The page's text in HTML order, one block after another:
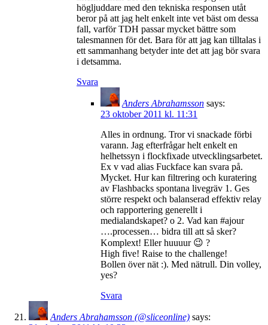
högljuddare med den tekniska responsen utåt
beror på att jag helt enkelt inte vet bäst om dessa
fall, varför TDH passar mycket bättre som
talesmannen för det. Bara för att jag kan tilltalas i
ett sammanhang betyder inte det att jag bör svara
i detsamma.
Svara
Anders Abrahamsson says:
23 oktober 2011 kl. 11:31
Alles in ordnung. Tror vi snackade förbi
varann. Jag efterfrågar helt enkelt en
helhetssyn i flockfixade utvecklingsarbetet.
Ex v vad alias Fuckface kan svara på.
Mycket. Hur kan filtrering och kuratering
av Flashbacks spontana livegräv 1. Ges
större respekt och balanserad effektiv relay
och rapportering generellt i
medialandskapet? o 2. Vad kan #ajour
….processen… bidra till att så sker?
Komplext! Eller huuuur 😉 ?
High five! Raise to the challenge!
Bollen över nät :). Med nätrull. Din volley,
yes?
Svara
Anders Abrahamsson (@sliceonline) says: